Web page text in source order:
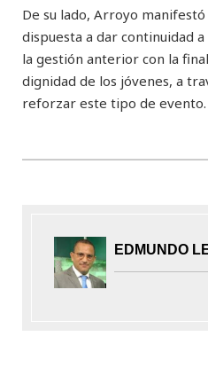
De su lado, Arroyo
dispuesta a dar continuidad
la gestión anterior con la
dignidad de los jóvenes, a
reforzar este tipo de evento.
EDMUNDO